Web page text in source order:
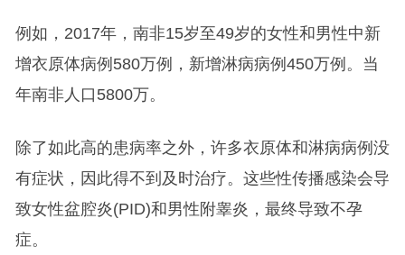
例如，2017年，南非15岁至49岁的女性和男性中新
增衣原体病例580万例，新增淋病病例450万例。当
年南非人口5800万。
除了如此高的患病率之外，许多衣原体和淋病病例没
有症状，因此得不到及时治疗。这些性传播感染会导
致女性盆腔炎(PID)和男性附睾炎，最终导致不孕
症。